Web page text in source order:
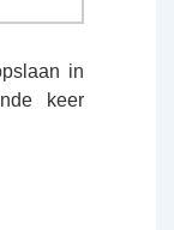
in
keer